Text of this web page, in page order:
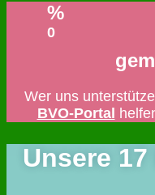
%
0
Wer uns
BVO-Portal
Unsere